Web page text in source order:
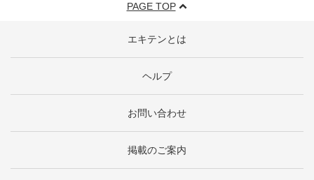
PAGE TOP
エキテンとは
ヘルプ
お問い合わせ
掲載のご案内